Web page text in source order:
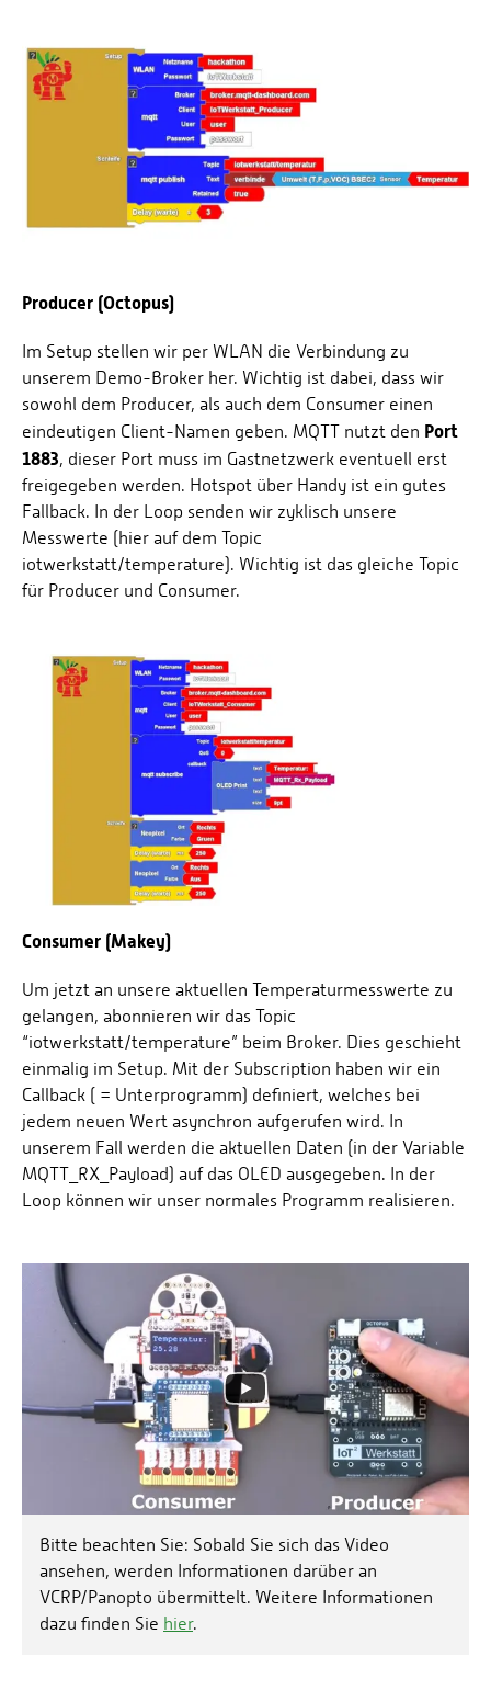
Producer (Octopus)
Im Setup stellen wir per WLAN die Verbindung zu
unserem Demo-Broker her. Wichtig ist dabei, dass wir
sowohl dem Producer, als auch dem Consumer einen
eindeutigen Client-Namen geben. MQTT nutzt den Port
1883, dieser Port muss im Gastnetzwerk eventuell erst
freigegeben werden. Hotspot über Handy ist ein gutes
Fallback. In der Loop senden wir zyklisch unsere
Messwerte (hier auf dem Topic
iotwerkstatt/temperature). Wichtig ist das gleiche Topic
für Producer und Consumer.
Consumer (Makey)
Um jetzt an unsere aktuellen Temperaturmesswerte zu
gelangen, abonnieren wir das Topic
“iotwerkstatt/temperature” beim Broker. Dies geschieht
einmalig im Setup. Mit der Subscription haben wir ein
Callback ( = Unterprogramm) definiert, welches bei
jedem neuen Wert asynchron aufgerufen wird. In
unserem Fall werden die aktuellen Daten (in der Variable
MQTT_RX_Payload) auf das OLED ausgegeben. In der
Loop können wir unser normales Programm realisieren.
Bitte beachten Sie: Sobald Sie sich das Video
ansehen, werden Informationen darüber an
VCRP/Panopto übermittelt. Weitere Informationen
dazu finden Sie hier.